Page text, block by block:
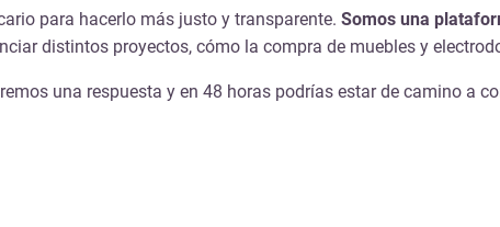
para hacerlo más justo y transparente. Somos una
distintos proyectos, cómo la compra de muebles y
una respuesta y en 48 horas podrías estar de camino a